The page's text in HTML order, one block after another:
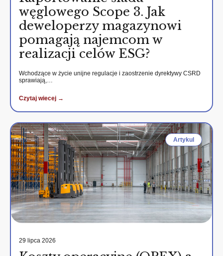
węglowego Scope 3. Jak
deweloperzy magazynowi
pomagają najemcom w
realizacji celów ESG?
Wchodzące w życie unijne regulacje i zaostrzenie dyrektywy CSRD
sprawiają,…
Czytaj wiecej →
Artykul
29 lipca 2026